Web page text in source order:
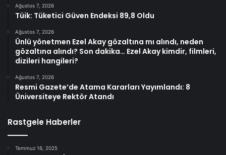
Ağustos 7, 2026
Tüik: Tüketici Güven Endeksi 89,8 Oldu
Ağustos 7, 2026
Ünlü yönetmen Ezel Akay gözaltına mı alındı, neden
gözaltına alındı? Son dakika… Ezel Akay kimdir, filmleri,
dizileri hangileri?
Ağustos 7, 2026
Resmi Gazete’de Atama Kararları Yayımlandı: 8
Üniversiteye Rektör Atandı
Rastgele Haberler
Temmuz 16, 2025